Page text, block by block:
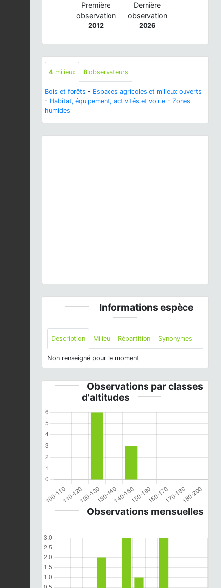
Première
observation
2012
Dernière
observation
2026
4 milieux 8 observateurs
Bois et forêts - Espaces agricoles et milieux ouverts
- Habitat, équipement, activités et voirie - Zones
humides
Informations espèce
Description Milieu Répartition Synonymes
Non renseigné pour le moment
Observations par classes
d'altitudes
Observations mensuelles